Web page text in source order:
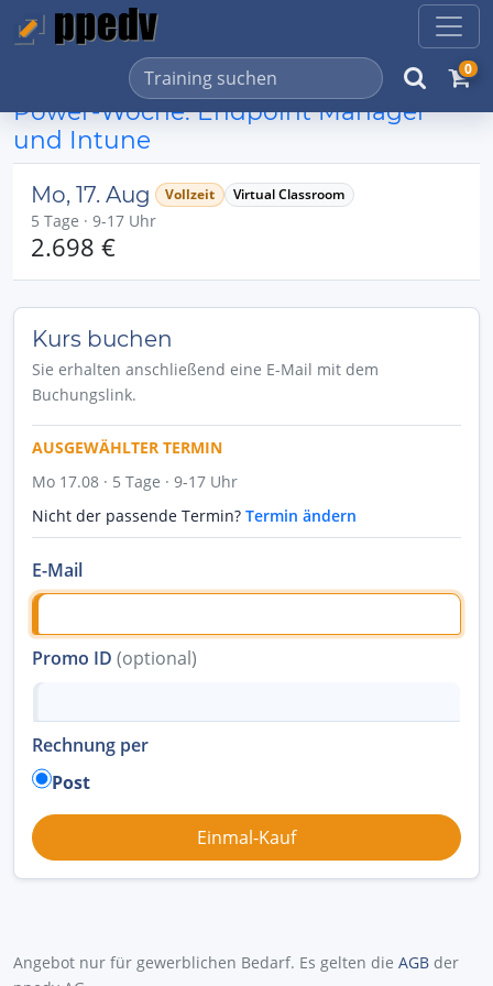
0
Power-Woche: Endpoint Manager
und Intune
Mo, 17. Aug Vollzeit Virtual Classroom
5 Tage · 9-17 Uhr
2.698 €
Kurs buchen
Sie erhalten anschließend eine E-Mail mit dem
Buchungslink.
AUSGEWÄHLTER TERMIN
Mo 17.08 · 5 Tage · 9-17 Uhr
Nicht der passende Termin? Termin ändern
E-Mail
Promo ID (optional)
Rechnung per
Post
Angebot nur für gewerblichen Bedarf. Es gelten die AGB der